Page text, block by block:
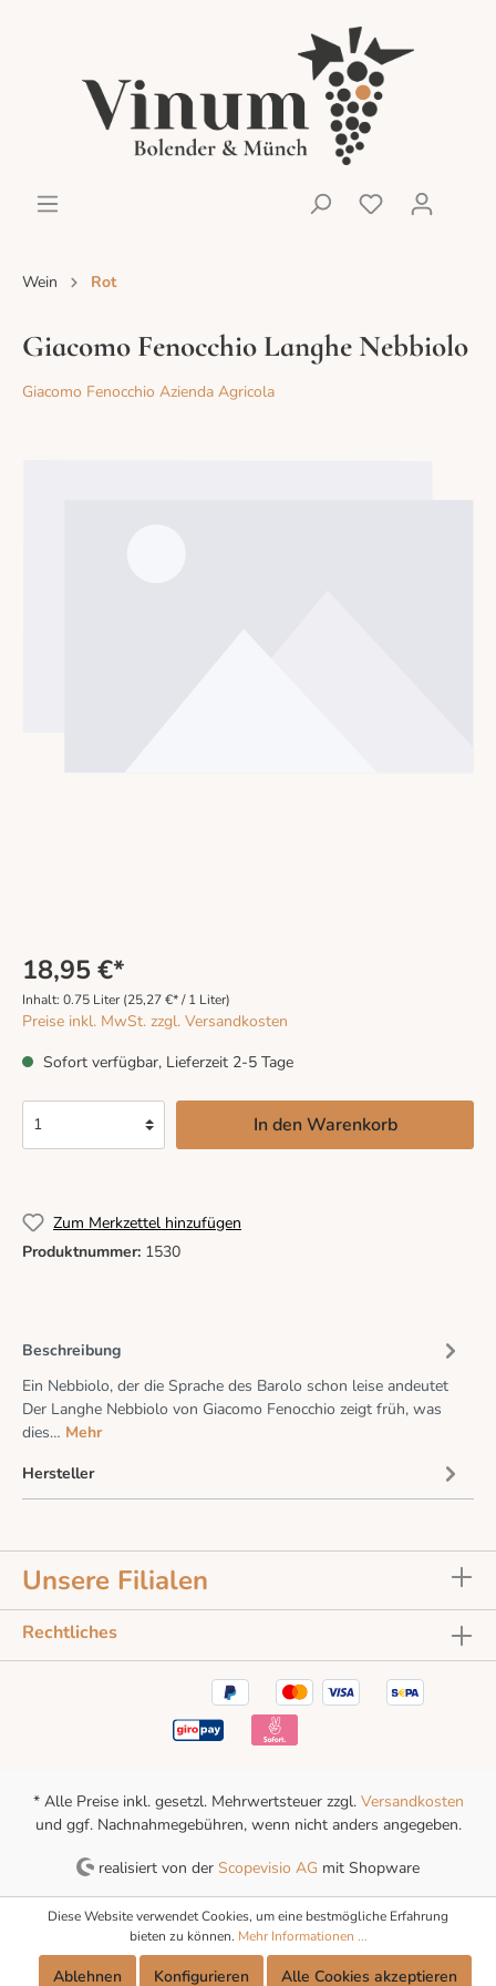
Wein Rot
Giacomo Fenocchio Langhe Nebbiolo
Giacomo Fenocchio Azienda Agricola
18,95 €*
Inhalt: 0.75 Liter (25,27 €* / 1 Liter)
Preise inkl. MwSt. zzgl. Versandkosten
Sofort verfügbar, Lieferzeit 2-5 Tage
In den Warenkorb
Zum Merkzettel hinzufügen
Produktnummer: 1530
Beschreibung
Ein Nebbiolo, der die Sprache des Barolo schon leise andeutet
Der Langhe Nebbiolo von Giacomo Fenocchio zeigt früh, was
dies… Mehr
Hersteller
Unsere Filialen
Rechtliches
* Alle Preise inkl. gesetzl. Mehrwertsteuer zzgl. Versandkosten
und ggf. Nachnahmegebühren, wenn nicht anders angegeben.
realisiert von derScopevisio AG mit Shopware
Diese Website verwendet Cookies, um eine bestmögliche Erfahrung
bieten zu können. Mehr Informationen ...
Ablehnen Konfigurieren Alle Cookies akzeptieren